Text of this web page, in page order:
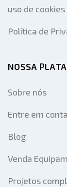
uso de cookies
Política de
NOSSA
Sobre nós
Entre em
Blog
Venda
Projetos